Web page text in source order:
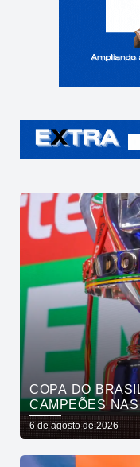
COPA DO
CAMPEÕES
6 de agosto de 2026